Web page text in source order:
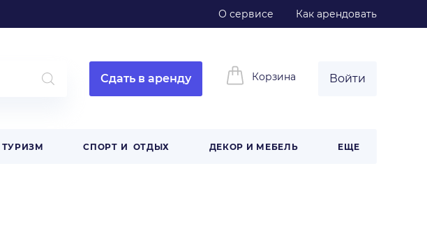
О сервисе Как арендовать
Сдать в аренду Корзина Войти
ТУРИЗМ СПОРТ И ОТДЫХ ДЕКОР И МЕБЕЛЬ ЕЩЕ